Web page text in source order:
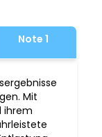
Note 1
Mit
ihrem